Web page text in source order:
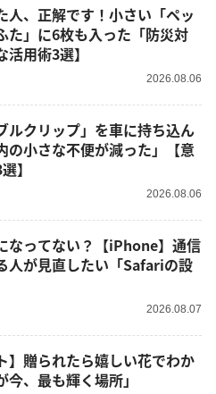
人、正解です！小さい「ペッ
た」に6枚も入った「防災対
用術3選】
2026.08.06
ルクリップ」を車に持ち込ん
小さな不便が減った」【意
】
2026.08.06
なってない？【iPhone】通信
人が見直したい「Safariの設
2026.08.07
】贈られたら嬉しい花でわか
今、最も輝く場所」